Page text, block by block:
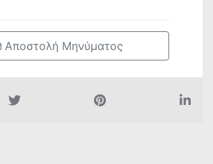
Αποστολή Μηνύματος